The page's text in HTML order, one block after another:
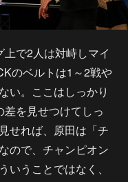
で2人は対峙しマイ
のベルトは1～2戦や
い。ここはしっかり
を見せつけてしっ
せれば、原田は「チ
ので、チャンピオン
いうことではなく、